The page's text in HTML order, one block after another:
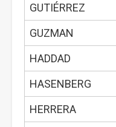
GUTIÉRREZ
GUZMAN
HADDAD
HASENBERG
HERRERA